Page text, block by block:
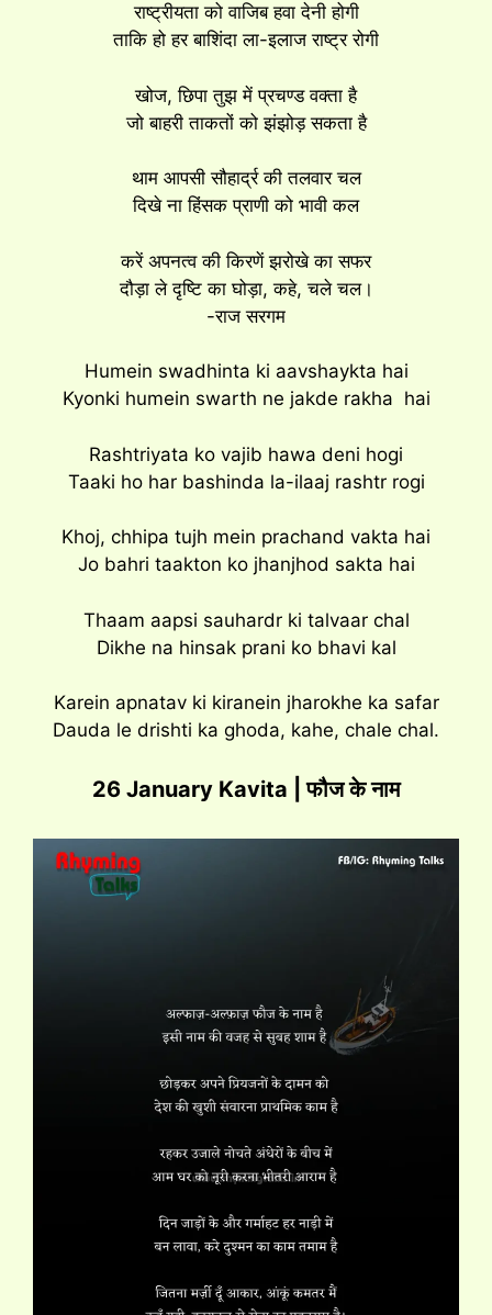
राष्ट्रीयता को वाजिब हवा देनी होगी
ताकि हो हर बाशिंदा ला-इलाज राष्ट्र रोगी
खोज, छिपा तुझ में प्रचण्ड वक्ता है
जो बाहरी ताकतों को झंझोड़ सकता है
थाम आपसी सौहार्द्र की तलवार चल
दिखे ना हिंसक प्राणी को भावी कल
करें अपनत्व की किरणें झरोखे का सफर
दौड़ा ले दृष्टि का घोड़ा, कहे, चले चल।
-राज सरगम
Humein swadhinta ki aavshaykta hai
Kyonki humein swarth ne jakde rakha hai
Rashtriyata ko vajib hawa deni hogi
Taaki ho har bashinda la-ilaaj rashtr rogi
Khoj, chhipa tujh mein prachand vakta hai
Jo bahri taakton ko jhanjhod sakta hai
Thaam aapsi sauhardr ki talvaar chal
Dikhe na hinsak prani ko bhavi kal
Karein apnatav ki kiranein jharokhe ka safar
Dauda le drishti ka ghoda, kahe, chale chal.
26 January Kavita | फौज के नाम